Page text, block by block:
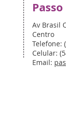
Av Brasil
Centro
Telefone:
Celular:
Email: